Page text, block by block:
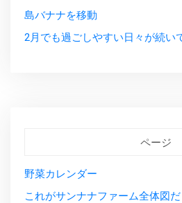
島バナナを移動
2月でも過ごしやすい日々が続い
ページ
野菜カレンダー
これがサンナナファーム全体図だ